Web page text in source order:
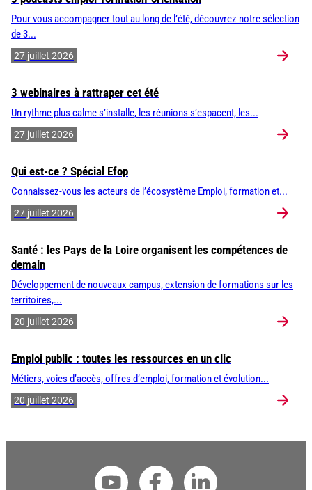
Pour vous accompagner tout au long de l’été, découvrez notre sélection
de 3...
27 juillet 2026
3 webinaires à rattraper cet été
Un rythme plus calme s’installe, les réunions s’espacent, les...
27 juillet 2026
Qui est-ce ? Spécial Efop
Connaissez-vous les acteurs de l’écosystème Emploi, formation et...
27 juillet 2026
Santé : les Pays de la Loire organisent les compétences de
demain
Développement de nouveaux campus, extension de formations sur les
territoires,...
20 juillet 2026
Emploi public : toutes les ressources en un clic
Métiers, voies d’accès, offres d’emploi, formation et évolution...
20 juillet 2026